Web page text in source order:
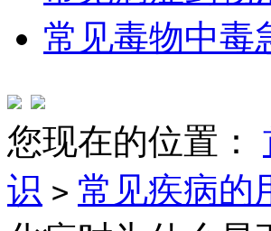
常见毒物中毒
您现在的位置：
识 > 常见疾病的